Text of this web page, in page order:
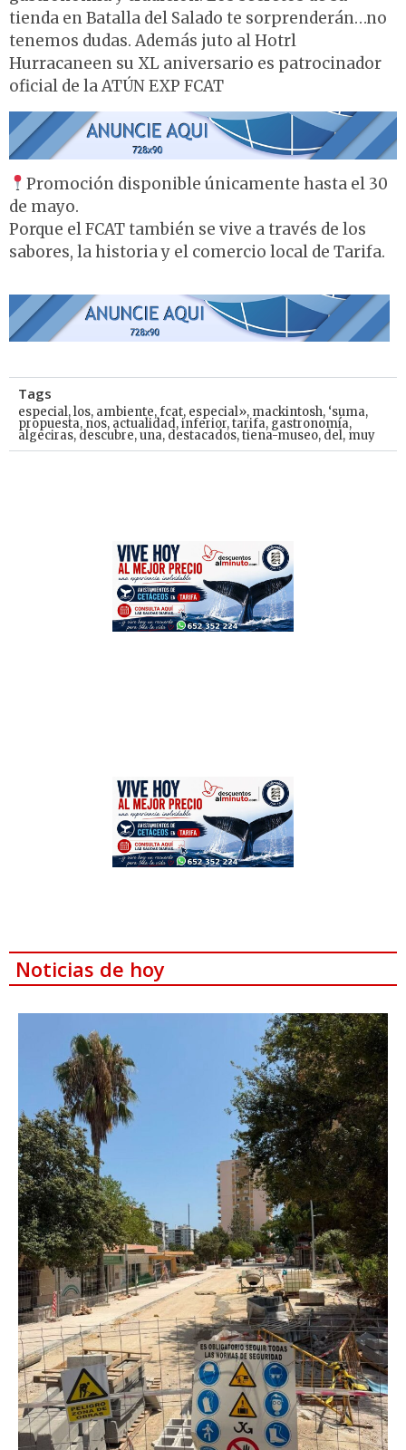
tienda en Batalla del Salado te sorprenderán…no
tenemos dudas. Además juto al Hotrl
Hurracaneen su XL aniversario es patrocinador
oficial de la ATÚN EXP FCAT
Promoción disponible únicamente hasta el 30
de mayo.
Porque el FCAT también se vive a través de los
sabores, la historia y el comercio local de Tarifa.
Tags
especial,los, ambiente,fcat, especial», mackintosh, ‘suma,
propuesta, nos, actualidad,inferior,tarifa, gastronomía,
algeciras, descubre,una, destacados,tiena-museo, del, muy
Noticias de hoy